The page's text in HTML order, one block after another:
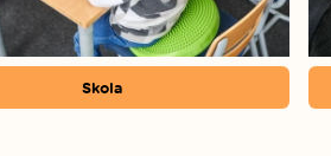
Skola